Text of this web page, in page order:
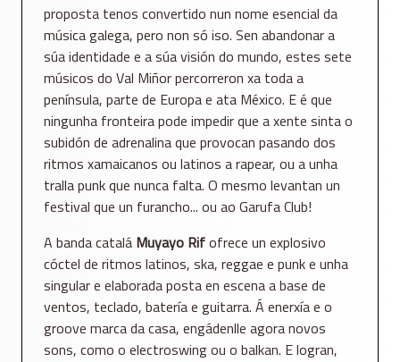
proposta tenos convertido nun nome esencial da
música galega, pero non só iso. Sen abandonar a
súa identidade e a súa visión do mundo, estes sete
músicos do Val Miñor percorreron xa toda a
península, parte de Europa e ata México. E é que
ningunha fronteira pode impedir que a xente sinta o
subidón de adrenalina que provocan pasando dos
ritmos xamaicanos ou latinos a rapear, ou a unha
tralla punk que nunca falta. O mesmo levantan un
festival que un furancho... ou ao Garufa Club!
A banda catalá Muyayo Rifofrece un explosivo
cóctel de ritmos latinos, ska, reggae e punk e unha
singular e elaborada posta en escena a base de
ventos, teclado, batería e guitarra. Á enerxía e o
groove marca da casa, engádenlle agora novos
sons, como o electroswing ou o balkan. E logran,